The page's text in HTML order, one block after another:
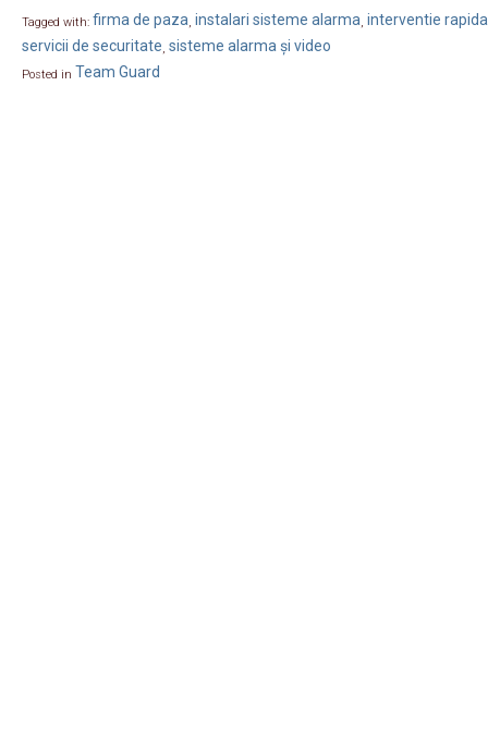
Tagged with: firma de paza instalari sisteme alarma interventie rapida
servicii de securitate sisteme alarma și video
Posted in Team Guard